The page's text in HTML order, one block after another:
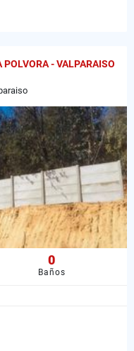
- VALPARAISO
0
Baños